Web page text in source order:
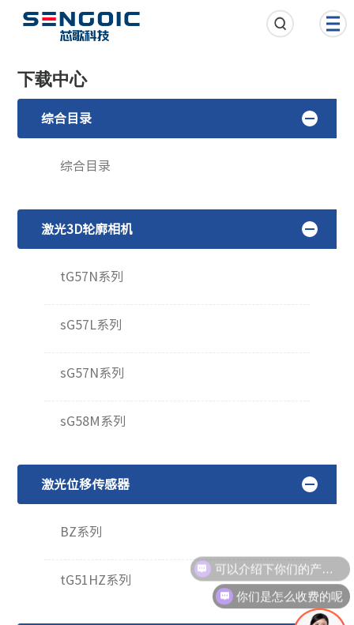
下载中心
综合目录
综合目录
激光3D轮廓相机
tG57N系列
sG57L系列
sG57N系列
sG58M系列
激光位移传感器
BZ系列
tG51HZ系列
你们是怎么收费的呢